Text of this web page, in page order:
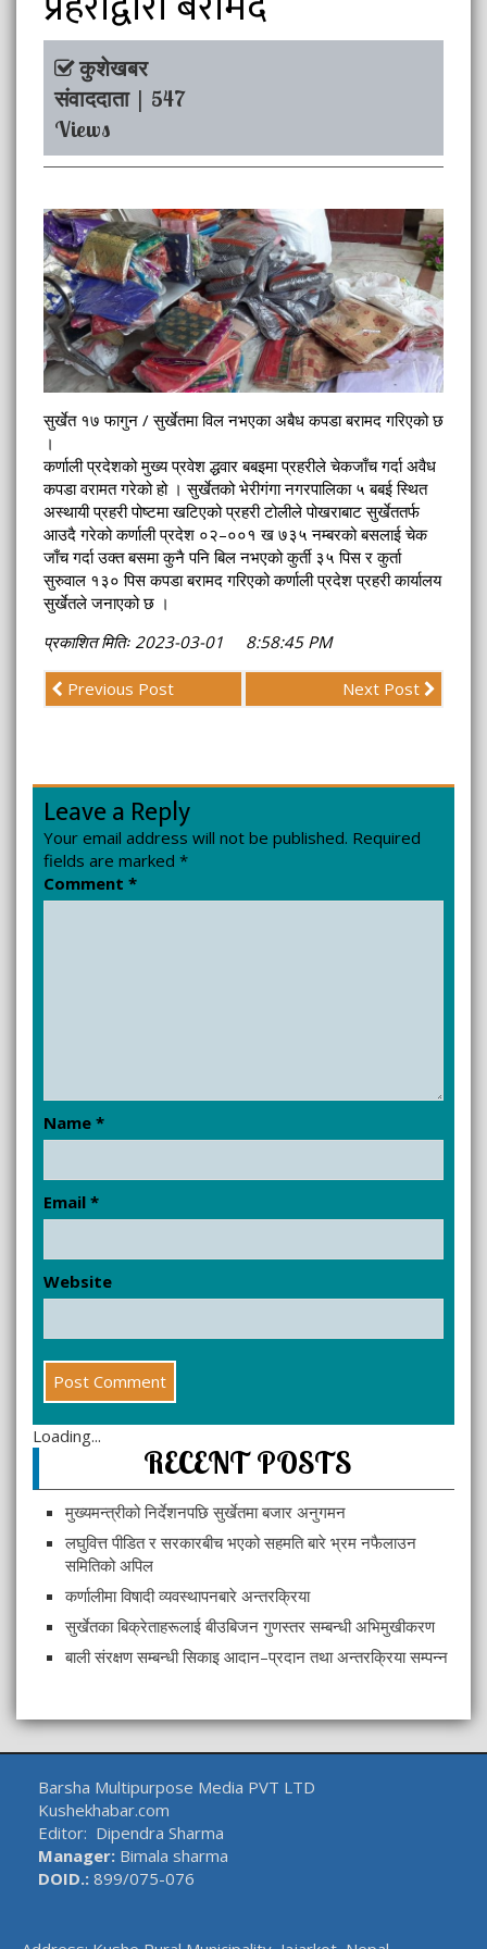
कुशेखबर
संवाददाता | 547
Views
सुर्खेत १७ फागुन / सुर्खेतमा विल नभएका अबैध कपडा बरामद गरिएको छ
।
कर्णाली प्रदेशको मुख्य प्रवेश द्धवार बबइमा प्रहरीले चेकजाँच गर्दा अवैध
कपडा वरामत गरेको हो । सुर्खेतको भेरीगंगा नगरपालिका ५ बबई स्थित
अस्थायी प्रहरी पोष्टमा खटिएको प्रहरी टोलीले पोखराबाट सुर्खेततर्फ
आउदै गरेको कर्णाली प्रदेश ०२–००१ ख ७३५ नम्बरको बसलाई चेक
जाँच गर्दा उक्त बसमा कुनै पनि बिल नभएको कुर्ती ३५ पिस र कुर्ता
सुरुवाल १३० पिस कपडा बरामद गरिएको कर्णाली प्रदेश प्रहरी कार्यालय
सुर्खेतले जनाएको छ ।
प्रकाशित मितिः 2023-03-01 8:58:45 PM
Previous Post Next Post
Leave a Reply
Your email address will not be published. Required
fields are marked *
Comment *
Name *
Email *
Website
Loading...
RECENT POSTS
मुख्यमन्त्रीको निर्देशनपछि सुर्खेतमा बजार अनुगमन
लघुवित्त पीडित र सरकारबीच भएको सहमति बारे भ्रम नफैलाउन
समितिको अपिल
कर्णालीमा विषादी व्यवस्थापनबारे अन्तरक्रिया
सुर्खेतका बिक्रेताहरूलाई बीउबिजन गुणस्तर सम्बन्धी अभिमुखीकरण
बाली संरक्षण सम्बन्धी सिकाइ आदान–प्रदान तथा अन्तरक्रिया सम्पन्न
Barsha Multipurpose Media PVT LTD
Kushekhabar.com
Editor: Dipendra Sharma
Manager: Bimala sharma
DOID.: 899/075-076